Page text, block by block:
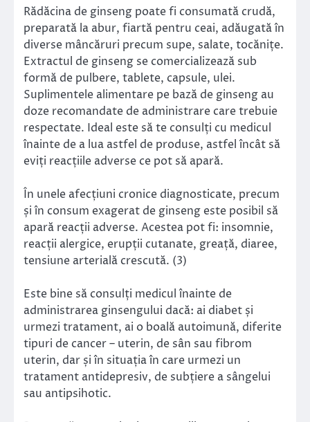
Rădăcina de ginseng poate fi consumată crudă,
preparată la abur, fiartă pentru ceai, adăugată în
diverse mâncăruri precum supe, salate, tocănițe.
Extractul de ginseng se comercializează sub
formă de pulbere, tablete, capsule, ulei.
Suplimentele alimentare pe bază de ginseng au
doze recomandate de administrare care trebuie
respectate. Ideal este să te consulți cu medicul
înainte de a lua astfel de produse, astfel încât să
eviți reacțiile adverse ce pot să apară.
În unele afecțiuni cronice diagnosticate, precum
și în consum exagerat de ginseng este posibil să
apară reacții adverse. Acestea pot fi: insomnie,
reacții alergice, erupții cutanate, greață, diaree,
tensiune arterială crescută. (3)
Este bine să consulți medicul înainte de
administrarea ginsengului dacă: ai diabet și
urmezi tratament, ai o boală autoimună, diferite
tipuri de cancer – uterin, de sân sau fibrom
uterin, dar și în situația în care urmezi un
tratament antidepresiv, de subțiere a sângelui
sau antipsihotic.